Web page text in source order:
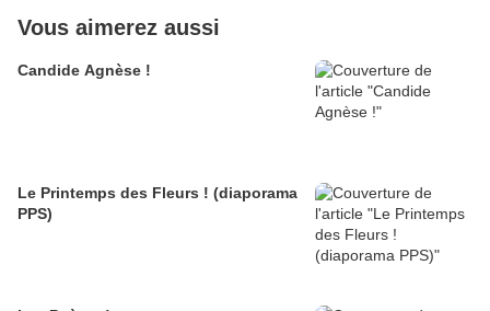
Vous aimerez aussi
Candide Agnèse !
Le Printemps des Fleurs ! (diaporama
PPS)